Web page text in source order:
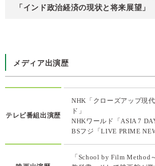
「インド政治経済の現状と将来展望」
メディア出演歴
テレビ番組出演歴
NHK「クローズアップ現
ド」
NHKワールド「ASIA 7
BSフジ「LIVE PRIME
「School by Film Method